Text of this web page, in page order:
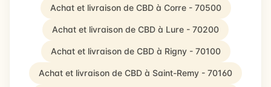
Achat et livraison de CBD à Corre - 70500
Achat et livraison de CBD à Lure - 70200
Achat et livraison de CBD à Rigny - 70100
Achat et livraison de CBD à Saint-Remy - 70160